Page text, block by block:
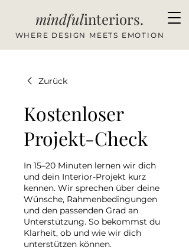
mindfulinteriors.
WHERE DESIGN MEETS EMOTION
Zurück
Kostenloser
Projekt-Check
In 15–20 Minuten lernen wir dich
und dein Interior-Projekt kurz
kennen. Wir sprechen über deine
Wünsche, Rahmenbedingungen
und den passenden Grad an
Unterstützung. So bekommst du
Klarheit, ob und wie wir dich
unterstützen können.